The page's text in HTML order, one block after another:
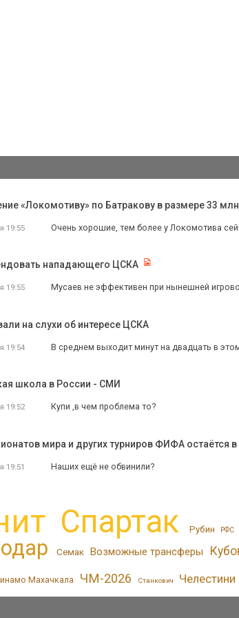
«Локомотиву» по Батракову в размере 33
19:55 Очень хорошие, тем более у Локомотива
нападающего ЦСКА
19:55 Мусаев не эффективен при нынешней
на слухи об интересе ЦСКА
19:54 В среднем выходит минут на двадцать в
школа в России - СМИ
19:52 Купи ,в чем проблема то?
мира и других турниров ФИФА остаётся в
19:51 Наших ещё не обвинили?
Спартак Рубин РФС
Семак Возможные трансферы
Махачкала ЧМ-2026 Станкович Челестини